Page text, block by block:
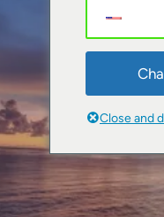
Close and